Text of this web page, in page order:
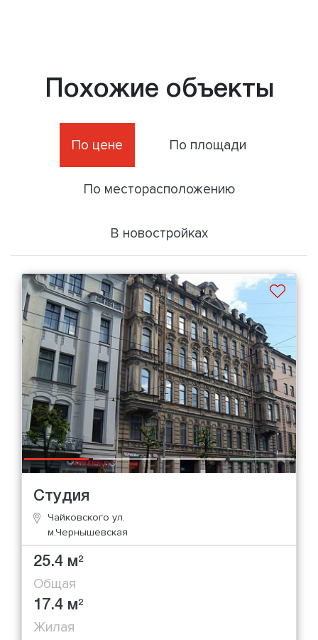
Похожие объекты
По цене По площади
По месторасположению
В новостройках
Студия
Чайковского ул.
м.Чернышевская
25.4 м2
Общая
17.4 м2
Жилая